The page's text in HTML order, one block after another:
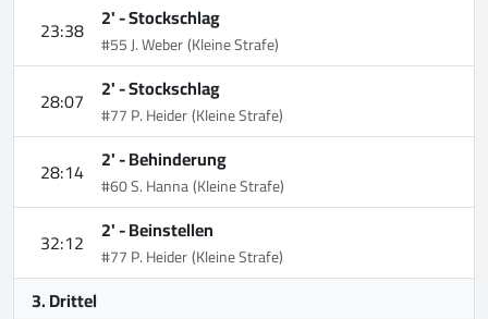
23:38 2' -Stockschlag
#55 J. Weber(Kleine Strafe)
28:07 2' -Stockschlag
#77 P. Heider(Kleine Strafe)
28:14 2' -Behinderung
#60 S. Hanna(Kleine Strafe)
32:12 2' -Beinstellen
#77 P. Heider(Kleine Strafe)
3. Drittel